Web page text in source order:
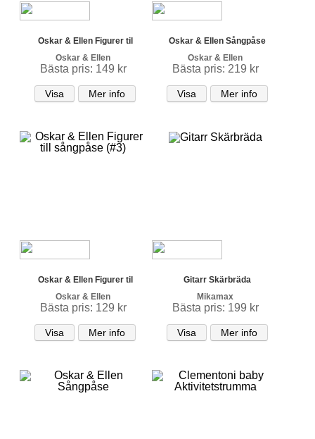
Oskar & Ellen Figurer til
Oskar & Ellen
Bästa pris: 149 kr
Visa Mer info
Oskar & Ellen Sångpåse
Oskar & Ellen
Bästa pris: 219 kr
Visa Mer info
Oskar & Ellen Figurer til
Oskar & Ellen
Bästa pris: 129 kr
Visa Mer info
Gitarr Skärbräda
Mikamax
Bästa pris: 199 kr
Visa Mer info